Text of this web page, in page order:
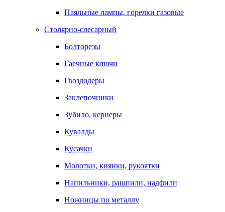
Паяльные лампы, горелки газовые
Столярно-слесарный
Болторезы
Гаечные ключи
Гвоздодеры
Заклепочники
Зубило, кернеры
Кувалды
Кусачки
Молотки, киянки, рукоятки
Напильники, рашпили, надфили
Ножницы по металлу